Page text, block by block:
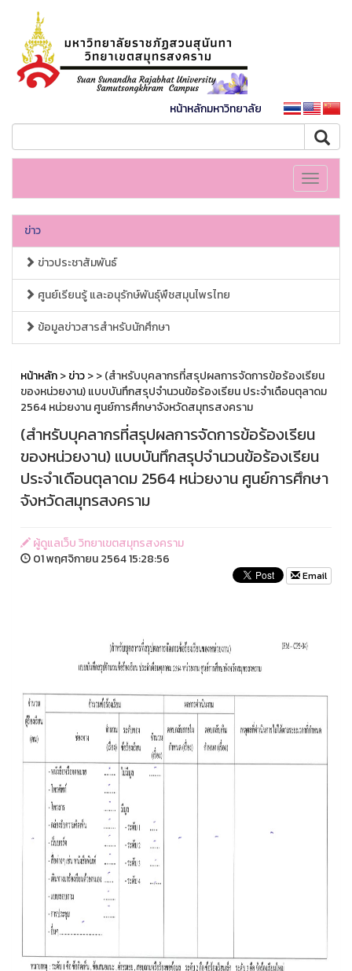
หน้าหลักมหาวิทยาลัย
Toggle
ข่าว
ข่าวประชาสัมพันธ์
ศูนย์เรียนรู้ และอนุรักษ์พันธุ์พืชสมุนไพรไทย
ข้อมูลข่าวสารสำหรับนักศึกษา
หน้าหลัก>ข่าว>> (สำหรับบุคลากรที่สรุปผลการจัดการข้อร้องเรียน
ของหน่วยงาน) แบบบันทึกสรุปจำนวนข้อร้องเรียน ประจำเดือนตุลาดม
2564 หน่วยงาน ศูนย์การศึกษาจังหวัดสมุทรสงคราม
(สำหรับบุคลากรที่สรุปผลการจัดการข้อร้องเรียน
ของหน่วยงาน) แบบบันทึกสรุปจำนวนข้อร้องเรียน
ประจำเดือนตุลาดม 2564 หน่วยงาน ศูนย์การศึกษา
จังหวัดสมุทรสงคราม
ผู้ดูแลเว็บ วิทยาเขตสมุทรสงคราม
01 พฤศจิกายน 2564 15:28:56
Email